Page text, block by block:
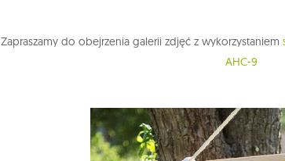
Zapraszamy do obejrzenia galerii zdjęć z wykorzystaniem
AHC-9